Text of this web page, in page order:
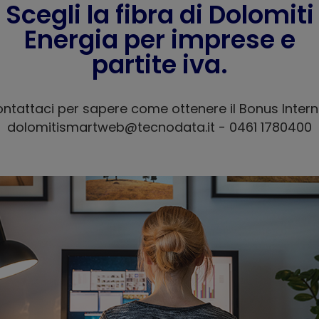
Scegli la fibra di Dolomiti
Energia per imprese e
partite iva.
per sapere come ottenere il Bonus
dolomitismartweb@tecnodata.it - 0461 1780400